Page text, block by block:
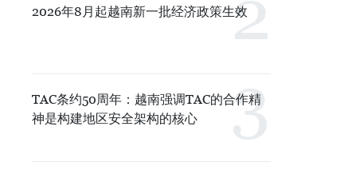
2026年8月起越南新一批经济政策生效
TAC条约50周年：越南强调TAC的合作精
神是构建地区安全架构的核心